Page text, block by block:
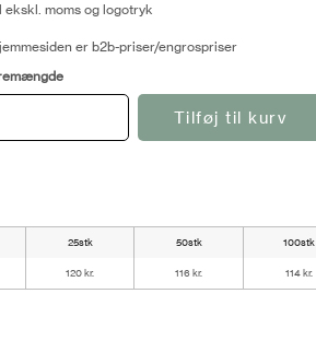
moms og logotryk
er b2b-priser/engrospriser
Tilføj til kurv
25stk 50stk 100stk
120 kr. 116 kr. 114 kr.